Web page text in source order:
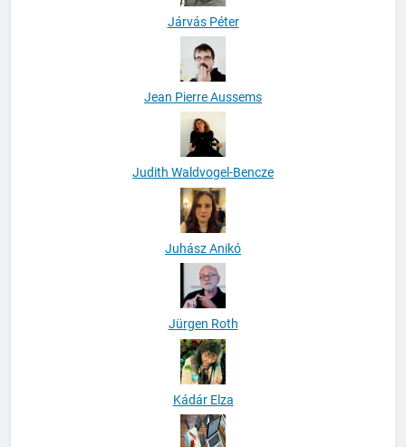
Járvás Péter
Jean Pierre Aussems
Judith Waldvogel-Bencze
Juhász Anikó
Jürgen Roth
Kádár Elza